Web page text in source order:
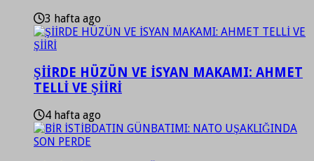
3 hafta ago
ŞİİRDE HÜZÜN VE İSYAN MAKAMI: AHMET
TELLİ VE ŞİİRİ
4 hafta ago